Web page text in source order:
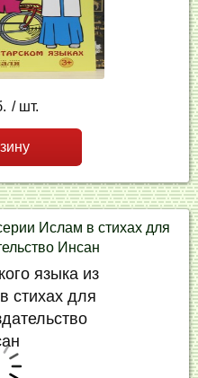
/ шт.
Ислам в стихах для
Инсан